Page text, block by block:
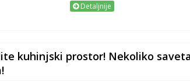
Detaljnije
kuhinjski prostor! Nekoliko